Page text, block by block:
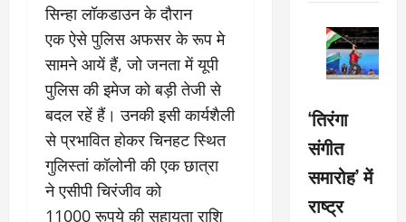
सिन्हा लॉकडाउन के दौरान
एक ऐसे पुलिस अफसर के रूप मे
सामने आयें हैं, जो जनता में यूपी
पुलिस की इमेज को बड़ी तेजी से
बदल रहें हैं। उनकी इसी कार्यशैली
से प्रभावित होकर चिनहट स्थित
गुलिस्तां कॉलोनी की एक छात्रा
ने एसीपी चिरंजीव को
11000 रूपये की सहायता राशि
‘तिरंगा
संगीत
समारोह’ में
राष्ट्र